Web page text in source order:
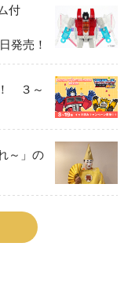
付
発売！
３～
～」の